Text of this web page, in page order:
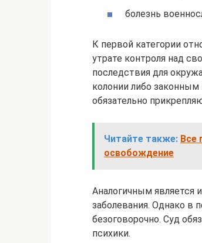
болезнь
К первой категории
утрате контроля над
последствия для
колонии либо
обязательно
Читайте также: Все
освобождение
Аналогичным является
заболевания. Однако в
безоговорочно. Суд
психики.